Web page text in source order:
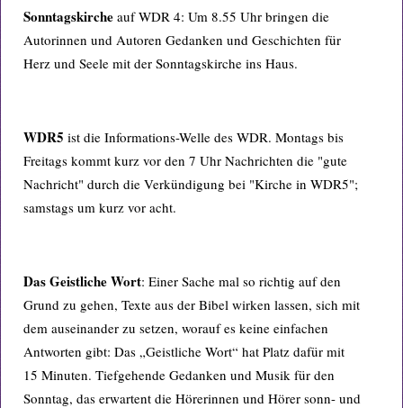
Sonntagskirche auf WDR 4: Um 8.55 Uhr bringen die
Autorinnen und Autoren Gedanken und Geschichten für
Herz und Seele mit der Sonntagskirche ins Haus.
WDR5 ist die Informations-Welle des WDR. Montags bis
Freitags kommt kurz vor den 7 Uhr Nachrichten die "gute
Nachricht" durch die Verkündigung bei "Kirche in WDR5";
samstags um kurz vor acht.
Das Geistliche Wort: Einer Sache mal so richtig auf den
Grund zu gehen, Texte aus der Bibel wirken lassen, sich mit
dem auseinander zu setzen, worauf es keine einfachen
Antworten gibt: Das „Geistliche Wort“ hat Platz dafür mit
15 Minuten. Tiefgehende Gedanken und Musik für den
Sonntag, das erwartent die Hörerinnen und Hörer sonn- und